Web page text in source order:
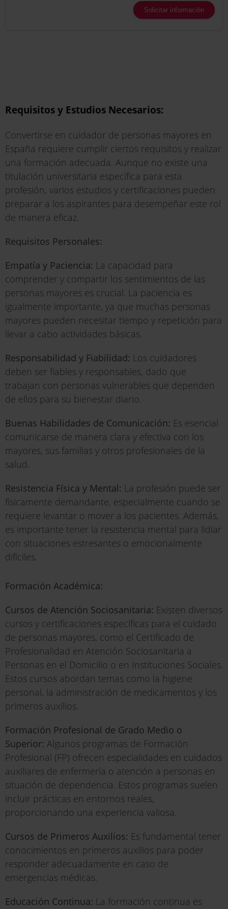
Solicitar información
Requisitos y Estudios Necesarios:
Convertirse en cuidador de personas mayores en
España requiere cumplir ciertos requisitos y realizar
una formación adecuada. Aunque no existe una
titulación universitaria específica para esta
profesión, varios estudios y certificaciones pueden
preparar a los aspirantes para desempeñar este rol
de manera eficaz.
Requisitos Personales:
Empatía y Paciencia: La capacidad para
comprender y compartir los sentimientos de las
personas mayores es crucial. La paciencia es
igualmente importante, ya que muchas personas
mayores pueden necesitar tiempo y repetición para
llevar a cabo actividades básicas.
Responsabilidad y Fiabilidad: Los cuidadores
deben ser fiables y responsables, dado que
trabajan con personas vulnerables que dependen
de ellos para su bienestar diario.
Buenas Habilidades de Comunicación: Es esencial
comunicarse de manera clara y efectiva con los
mayores, sus familias y otros profesionales de la
salud.
Resistencia Física y Mental: La profesión puede ser
físicamente demandante, especialmente cuando se
requiere levantar o mover a los pacientes. Además,
es importante tener la resistencia mental para lidiar
con situaciones estresantes o emocionalmente
difíciles.
Formación Académica:
Cursos de Atención Sociosanitaria: Existen diversos
cursos y certificaciones específicas para el cuidado
de personas mayores, como el Certificado de
Profesionalidad en Atención Sociosanitaria a
Personas en el Domicilio o en Instituciones Sociales.
Estos cursos abordan temas como la higiene
personal, la administración de medicamentos y los
primeros auxilios.
Formación Profesional de Grado Medio o
Superior: Algunos programas de Formación
Profesional (FP) ofrecen especialidades en cuidados
auxiliares de enfermería o atención a personas en
situación de dependencia. Estos programas suelen
incluir prácticas en entornos reales,
proporcionando una experiencia valiosa.
Cursos de Primeros Auxilios: Es fundamental tener
conocimientos en primeros auxilios para poder
responder adecuadamente en caso de
emergencias médicas.
Educación Continua: La formación continua es